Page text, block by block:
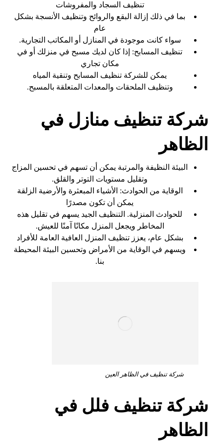
تنظيف السجاد والمفروشات
بما في ذلك إزالة البقع والروائح وتنظيف الأنسجة بشكل
عام
سواء كانت موجودة في المنازل أو المكاتب التجارية.
تنظيف المسابح: إذا كان لديك مسبح في منزلك أو في
مكان تجاري
يمكن للشركة تنظيف المسابح وتنقية المياه
وتنظيف الملحقات والمعدات المتعلقة بالمسبح.
شركة تنظيف منازل في
الظاهر
البيئة النظيفة والمرتبة يمكن أن تسهم في تحسين المزاج
وتقليل مستويات التوتر والقلق.
الوقاية من الحوادث: الأشياء المبعثرة والأرضية الزلقة
يمكن أن تكون مصدرًا
للحوادث المنزلية. التنظيف الجيد يسهم في تقليل هذه
المخاطر ويجعل المنزل مكانًا آمنًا للعيش.
بشكل عام، يعزز تنظيف المنزل العافية العامة للأفراد
ويسهم في الوقاية من الأمراض وتحسين البيئة المحيطة
بنا.
شركة تنظيف في الظاهر العين
شركة تنظيف فلل في
الظاهر